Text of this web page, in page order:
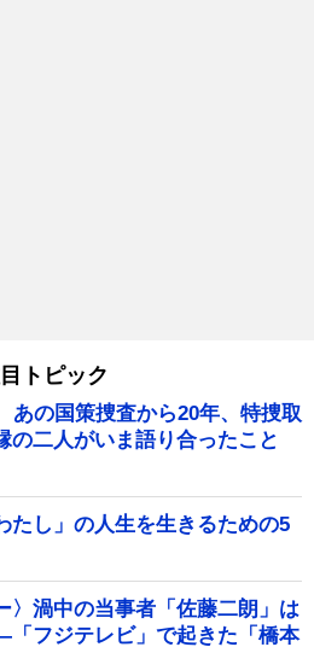
トピック
の国策捜査から20年、特捜取
の二人がいま語り合ったこと
たし」の人生を生きるための5
〉渦中の当事者「佐藤二朗」は
フジテレビ」で起きた「橋本